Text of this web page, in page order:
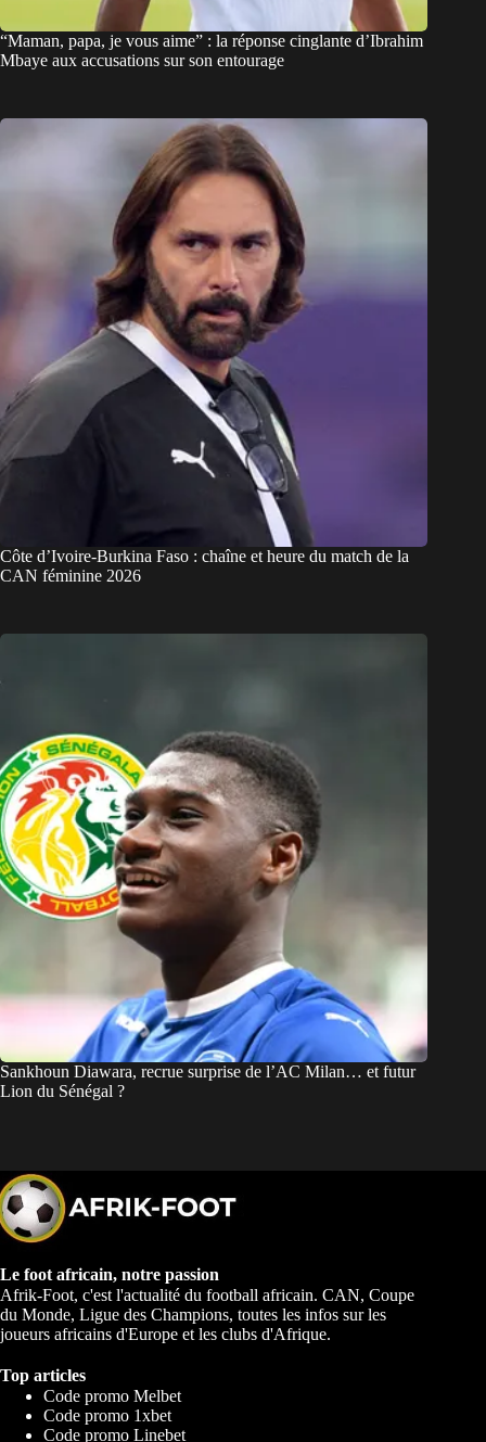
“Maman, papa, je vous aime” : la réponse cinglante d’Ibrahim
Mbaye aux accusations sur son entourage
Côte d’Ivoire-Burkina Faso : chaîne et heure du match de la
CAN féminine 2026
Sankhoun Diawara, recrue surprise de l’AC Milan… et futur
Lion du Sénégal ?
Le foot africain, notre passion
Afrik-Foot, c'est l'actualité du football africain. CAN, Coupe
du Monde, Ligue des Champions, toutes les infos sur les
joueurs africains d'Europe et les clubs d'Afrique.
Top articles
Code promo Melbet
Code promo 1xbet
Code promo Linebet